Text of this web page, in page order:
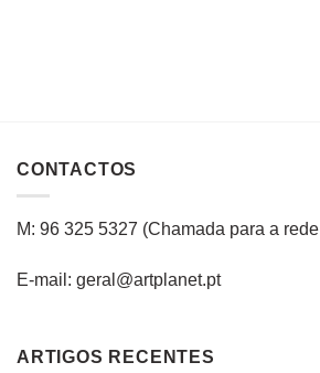
CONTACTOS
M: 96 325 5327 (Chamada para a rede
E-mail: geral@artplanet.pt
ARTIGOS RECENTES